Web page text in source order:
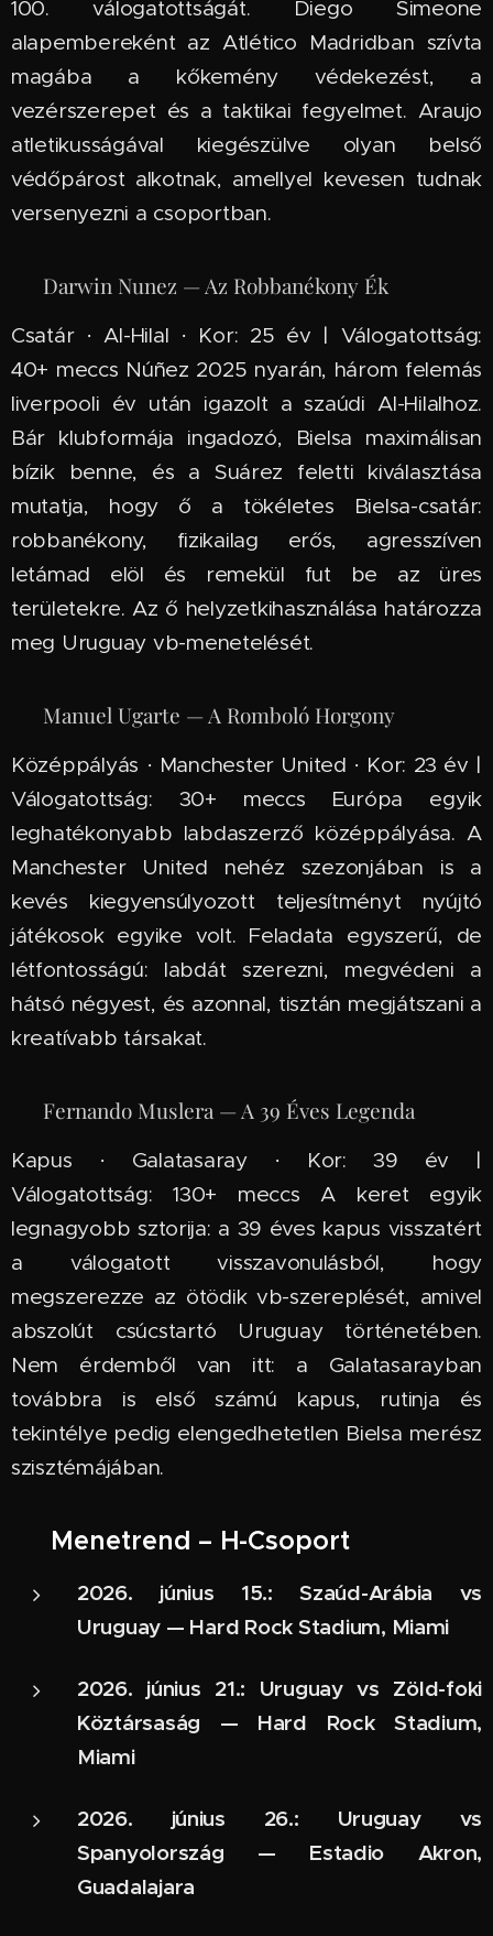
100. válogatottságát. Diego Simeone
alapembereként az Atlético Madridban szívta
magába a kőkemény védekezést, a
vezérszerepet és a taktikai fegyelmet. Araujo
atletikusságával kiegészülve olyan belső
védőpárost alkotnak, amellyel kevesen tudnak
versenyezni a csoportban.
🇺🇾 Darwin Nunez — Az Robbanékony Ék
Csatár · Al-Hilal · Kor: 25 év | Válogatottság:
40+ meccs Núñez 2025 nyarán, három felemás
liverpooli év után igazolt a szaúdi Al-Hilalhoz.
Bár klubformája ingadozó, Bielsa maximálisan
bízik benne, és a Suárez feletti kiválasztása
mutatja, hogy ő a tökéletes Bielsa-csatár:
robbanékony, fizikailag erős, agresszíven
letámad elöl és remekül fut be az üres
területekre. Az ő helyzetkihasználása határozza
meg Uruguay vb-menetelését.
🇺🇾 Manuel Ugarte — A Romboló Horgony
Középpályás · Manchester United · Kor: 23 év |
Válogatottság: 30+ meccs Európa egyik
leghatékonyabb labdaszerző középpályása. A
Manchester United nehéz szezonjában is a
kevés kiegyensúlyozott teljesítményt nyújtó
játékosok egyike volt. Feladata egyszerű, de
létfontosságú: labdát szerezni, megvédeni a
hátsó négyest, és azonnal, tisztán megjátszani a
kreatívabb társakat.
🇺🇾 Fernando Muslera — A 39 Éves Legenda
Kapus · Galatasaray · Kor: 39 év |
Válogatottság: 130+ meccs A keret egyik
legnagyobb sztorija: a 39 éves kapus visszatért
a válogatott visszavonulásból, hogy
megszerezze az ötödik vb-szereplését, amivel
abszolút csúcstartó Uruguay történetében.
Nem érdemből van itt: a Galatasarayban
továbbra is első számú kapus, rutinja és
tekintélye pedig elengedhetetlen Bielsa merész
szisztémájában.
📅 Menetrend – H-Csoport
2026. június 15.: Szaúd-Arábia vs
Uruguay — Hard Rock Stadium, Miami
2026. június 21.: Uruguay vs Zöld-foki
Köztársaság — Hard Rock Stadium,
Miami
2026. június 26.: Uruguay vs
Spanyolország — Estadio Akron,
Guadalajara